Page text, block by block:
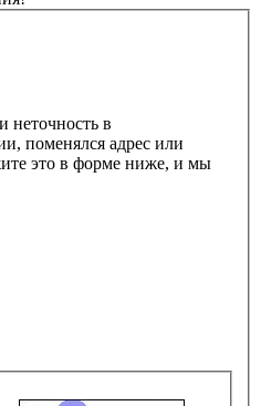
в
поменялся адрес или
это в форме ниже, и мы